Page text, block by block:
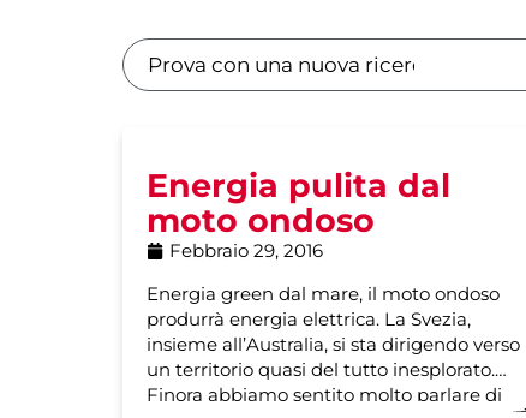
Energia pulita dal
moto ondoso
Febbraio 29, 2016
Energia green dal mare, il moto ondoso
produrrà energia elettrica. La Svezia,
insieme all’Australia, si sta dirigendo verso
un territorio quasi del tutto inesplorato.
Finora abbiamo sentito molto parlare di